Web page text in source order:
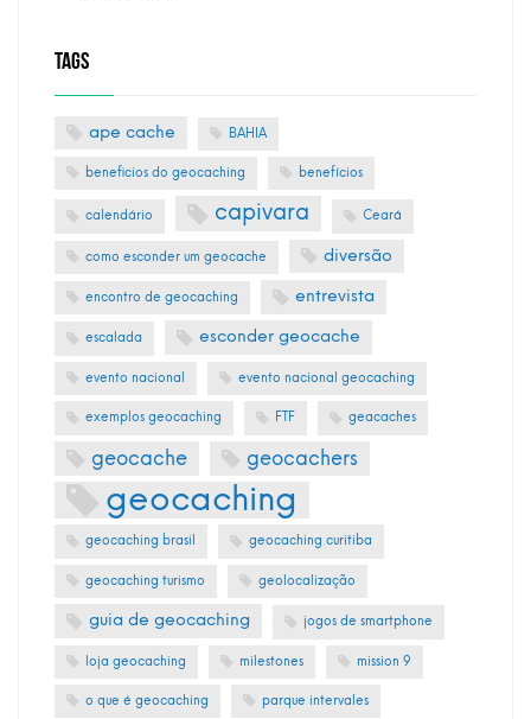
TAGS
ape cache BAHIA
beneficios do geocaching benefícios
calendário capivara Ceará
como esconder um geocache diversão
encontro de geocaching entrevista
escalada esconder geocache
evento nacional evento nacional geocaching
exemplos geocaching FTF geacaches
geocache geocachers
geocaching
geocaching brasil geocaching curitiba
geocaching turismo geolocalização
guia de geocaching jogos de smartphone
loja geocaching milestones mission 9
o que é geocaching parque intervales